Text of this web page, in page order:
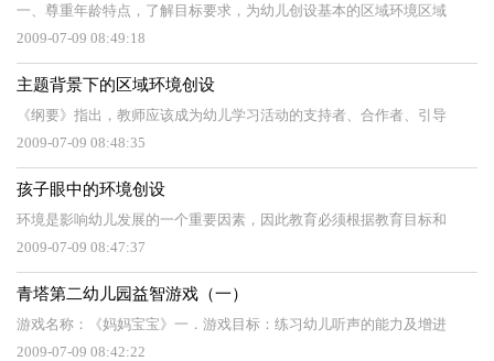
一、尊重年龄特点，了解目标要求，为幼儿创设基本的区域环境区域
2009-07-09 08:49:18
主题背景下的区域环境创设
《纲要》指出，教师应该成为幼儿学习活动的支持者、合作者、引导
2009-07-09 08:48:35
孩子眼中的环境创设
环境是影响幼儿发展的一个重要因素，因此教育必须根据教育目标和
2009-07-09 08:47:37
青塔第二幼儿园益智游戏（一）
游戏名称：《妈妈宝宝》一．游戏目标：练习幼儿听声的能力及增进
2009-07-09 08:42:22